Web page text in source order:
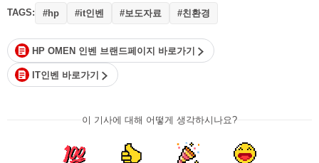
TAGS: #hp #it인벤 #보도자료 #친환경
HP OMEN 인벤 브랜드페이지 바로가기
IT인벤 바로가기
이 기사에 대해 어떻게 생각하시나요?